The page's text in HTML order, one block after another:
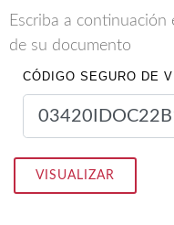
Escriba a
de su documento
CÓDIGO SEGURO DE
VISUALIZAR